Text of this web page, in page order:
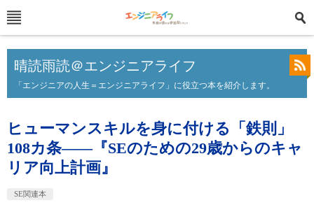
晴読雨読＠エンジニアライフ
「エンジニアの人生＝エンジニアライフ」に役立つ本を紹介します。
ヒューマンスキルを身に付ける「鉄則」
108カ条――『SEのための29歳からのキャ
リア向上計画』
SE関連本